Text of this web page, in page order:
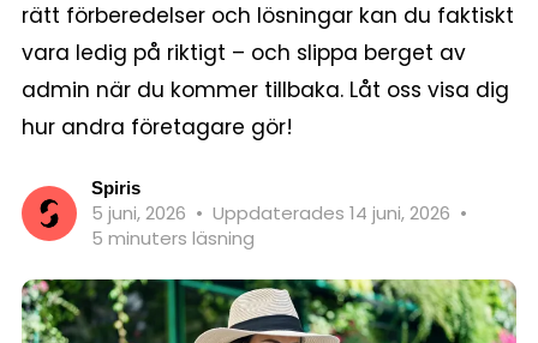
rätt förberedelser och lösningar kan du faktiskt
vara ledig på riktigt – och slippa berget av
admin när du kommer tillbaka. Låt oss visa dig
hur andra företagare gör!
Spiris
5 juni, 2026 • Uppdaterades 14 juni, 2026 •
5 minuters läsning